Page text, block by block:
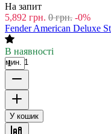
На запит
5,892 грн. 0 грн. -0%
Fender American Deluxe
В наявності
мин. 1
У кошик